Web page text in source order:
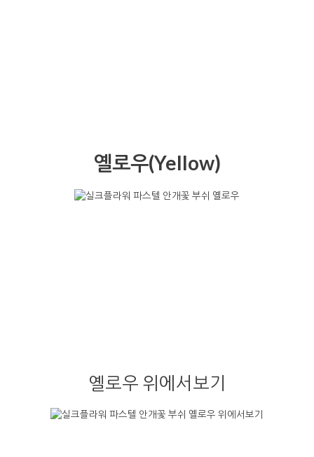
옐로우(Yellow)
옐로우 위에서보기